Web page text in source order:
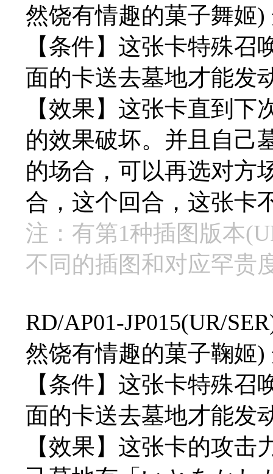
然饶有情趣的菓子舞姬)
【条件】这张卡特殊
面的卡送去墓地才能发
【效果】这张卡直到
的效果破坏。并且自己
的场合，可以再选对方
合，这个回合，这张卡
注：有第1种插图版本
不同的插图和对应罕贵
RD/AP01-JP015(UR/
然饶有情趣的菓子鞠姬)
【条件】这张卡特殊
面的卡送去墓地才能发
【效果】这张卡的攻